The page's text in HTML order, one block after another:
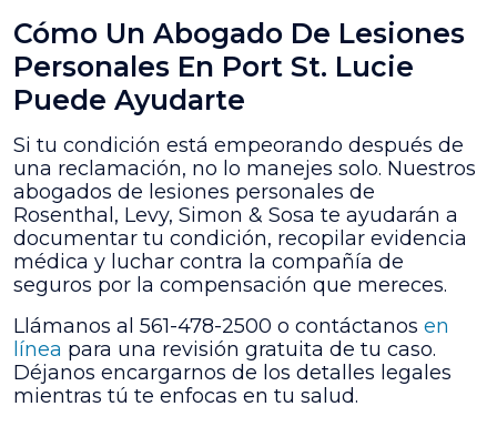
Cómo Un Abogado De Lesiones
Personales En Port St. Lucie
Puede Ayudarte
Si tu condición está empeorando después de
una reclamación, no lo manejes solo. Nuestros
abogados de lesiones personales de
Rosenthal, Levy, Simon & Sosa te ayudarán a
documentar tu condición, recopilar evidencia
médica y luchar contra la compañía de
seguros por la compensación que mereces.
Llámanos al 561-478-2500 o contáctanos en
línea para una revisión gratuita de tu caso.
Déjanos encargarnos de los detalles legales
mientras tú te enfocas en tu salud.